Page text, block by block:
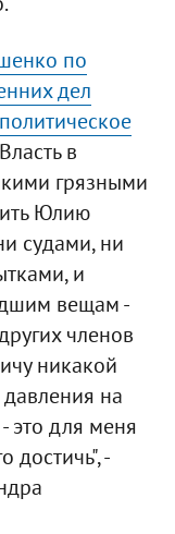
по
дел
в
грязными
Юлию
судами, ни
и
вещам -
членов
никакой
на
это для меня
достичь", -